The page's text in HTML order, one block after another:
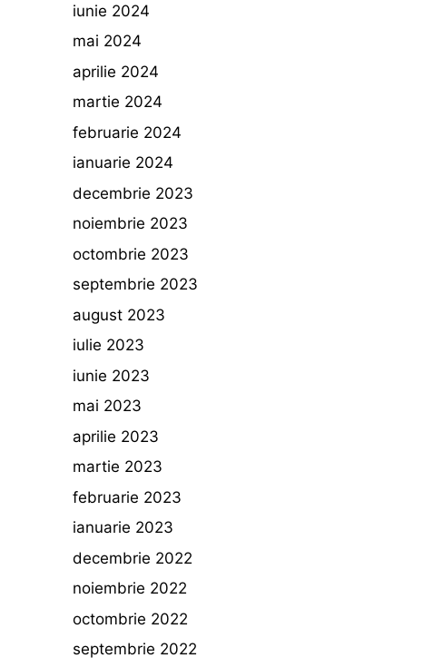
iunie 2024
mai 2024
aprilie 2024
martie 2024
februarie 2024
ianuarie 2024
decembrie 2023
noiembrie 2023
octombrie 2023
septembrie 2023
august 2023
iulie 2023
iunie 2023
mai 2023
aprilie 2023
martie 2023
februarie 2023
ianuarie 2023
decembrie 2022
noiembrie 2022
octombrie 2022
septembrie 2022